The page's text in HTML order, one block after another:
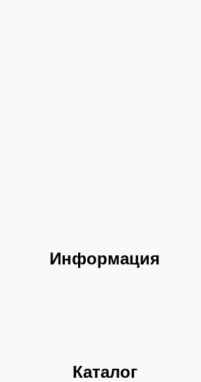
Информация
Каталог